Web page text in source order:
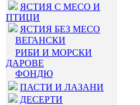
ЯСТИЯ С МЕСО И
ПТИЦИ
ЯСТИЯ БЕЗ МЕСО
ВЕГАНСКИ
РИБИ И МОРСКИ
ДАРОВЕ
ФОНДЮ
ПАСТИ И ЛАЗАНИ
ДЕСЕРТИ